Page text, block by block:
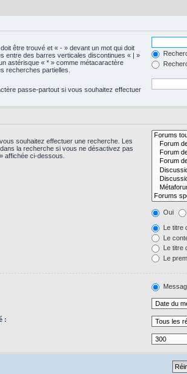
être trouvé et « - » devant un mot qui doit
entre des barres verticales discontinues « | »
astérisque « * » comme métacaractère
recherches partielles.
passe-partout si vous souhaitez effectuer
souhaitez effectuer une recherche. Les
la recherche si vous ne désactivez pas
affichée ci-dessous.
Oui
Le titre
Le
Le titre
Le
: